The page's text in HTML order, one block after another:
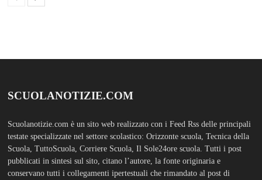
SCUOLANOTIZIE.COM
Scuolanotizie.com è un sito web realizzato con i Feed Rss delle principali
testate specializzate nel settore scolastico: Orizzonte scuola, Tecnica della
Scuola, TuttoScuola, Corriere Scuola, Il Sole24ore scuola. Tutti i post
pubblicati in sintesi sul sito, citano l’autore, la fonte originaria e
conservano tutti i collegamenti ipertestuali che rimandato al post di